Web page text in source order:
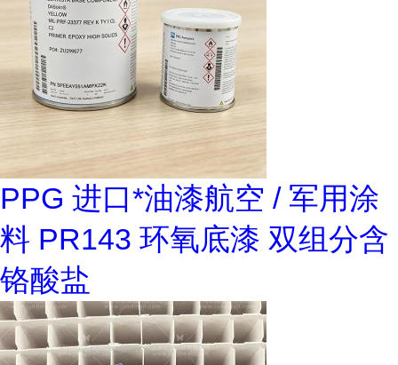
PPG 进口*油漆航空 / 军用涂
料 PR143 环氧底漆 双组分含
铬酸盐